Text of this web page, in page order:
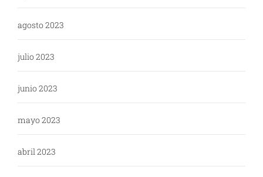
agosto 2023
julio 2023
junio 2023
mayo 2023
abril 2023